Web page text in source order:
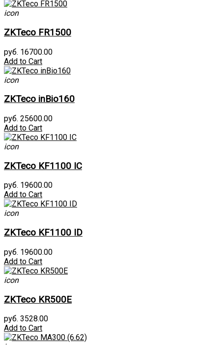
icon
ZKTeco FR1500
руб. 16700.00
Add to Cart
icon
ZKTeco inBio160
руб. 25600.00
Add to Cart
icon
ZKTeco KF1100 IC
руб. 19600.00
Add to Cart
icon
ZKTeco KF1100 ID
руб. 19600.00
Add to Cart
icon
ZKTeco KR500E
руб. 3528.00
Add to Cart